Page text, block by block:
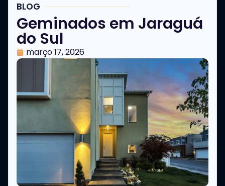
BLOG
Geminados em Jaraguá
do Sul
março 17, 2026